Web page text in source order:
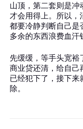
山顶，第二套则是冲
才会用得上。所以，
都要冷静判断自己是
多余的东西浪费血汗
先缓缓，等手头宽裕
商业贷还清，给自己
已经犯下了，接下来
除。